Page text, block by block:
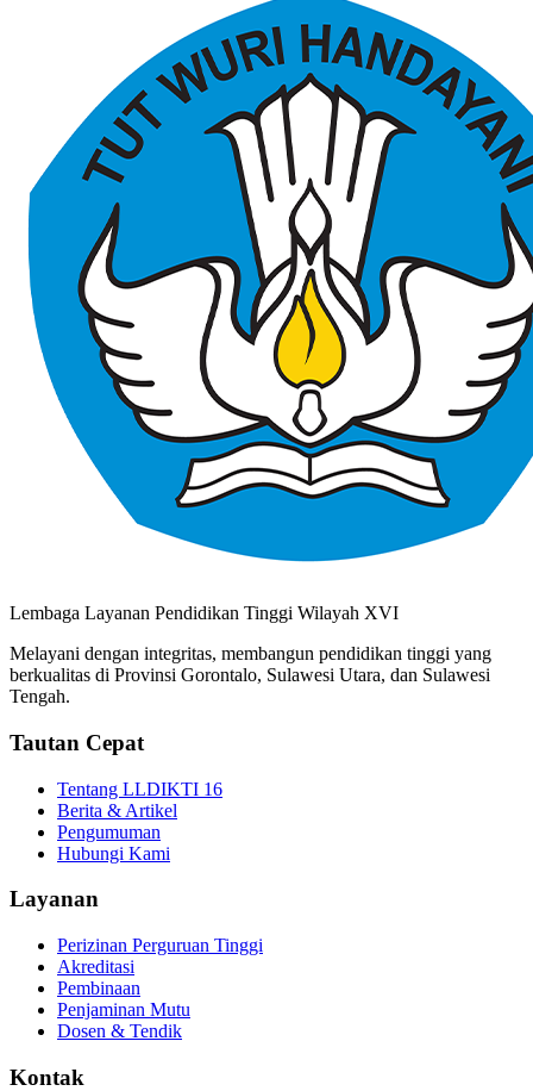
Lembaga Layanan Pendidikan Tinggi Wilayah XVI
Melayani dengan integritas, membangun pendidikan tinggi yang
berkualitas di Provinsi Gorontalo, Sulawesi Utara, dan Sulawesi
Tengah.
Tautan Cepat
Tentang LLDIKTI 16
Berita & Artikel
Pengumuman
Hubungi Kami
Layanan
Perizinan Perguruan Tinggi
Akreditasi
Pembinaan
Penjaminan Mutu
Dosen & Tendik
Kontak